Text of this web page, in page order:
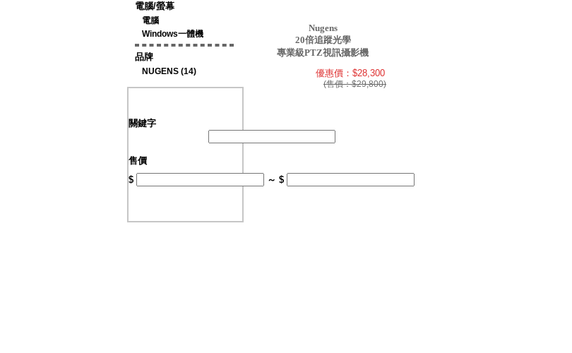
電腦/螢幕
電腦
Windows一體機
品牌
NUGENS (14)
關鍵字
售價
$
～ $
Nugens
20倍追蹤光學
專業級PTZ視訊攝影機
優惠價：$28,300
(售價：$29,800)